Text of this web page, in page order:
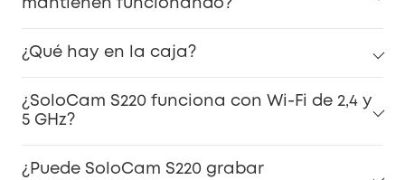
mantienen funcionando?
¿Qué hay en la caja?
¿SoloCam S220 funciona con Wi-Fi de 2,4 y
5 GHz?
¿Puede SoloCam S220 grabar